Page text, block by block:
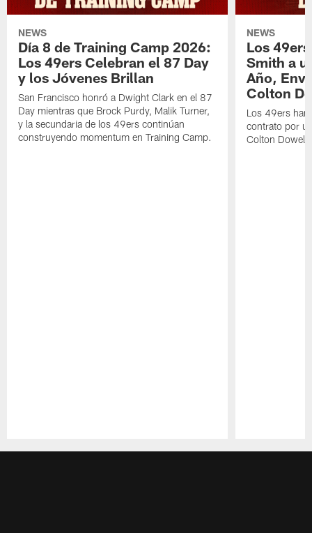
NEWS
Día 8 de Training Camp 2026:
Los 49ers Celebran el 87 Day
y los Jóvenes Brillan
San Francisco honró a Dwight Clark en el 87
Day mientras que Brock Purdy, Malik Turner,
y la secundaria de los 49ers continúan
construyendo momentum en Training Camp.
NEWS
Los
Smith a
Año,
Colton
Los 49ers
contrato por
Colton Dowell.